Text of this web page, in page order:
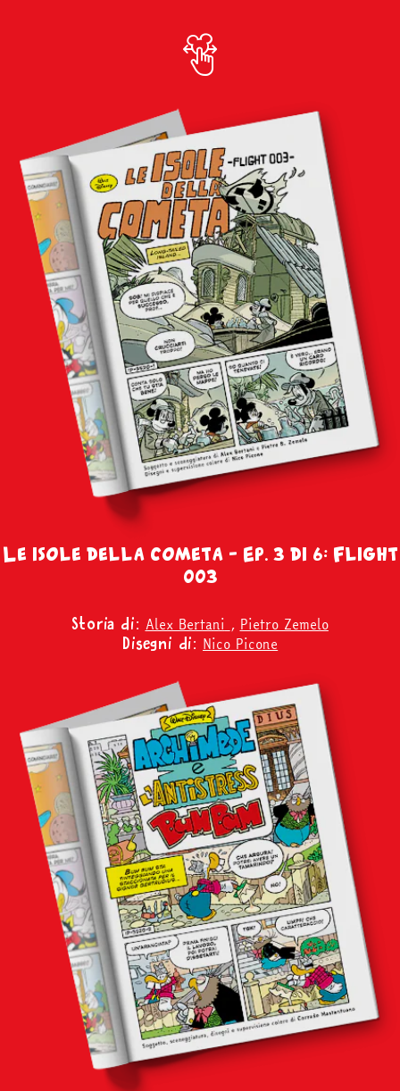
in edicola
mondo fumetto
news & eventi
Cerca
Le isole della cometa – Ep. 3 di 6: Flight
003
Storia di: Alex Bertani , Pietro Zemelo
Disegni di: Nico Picone